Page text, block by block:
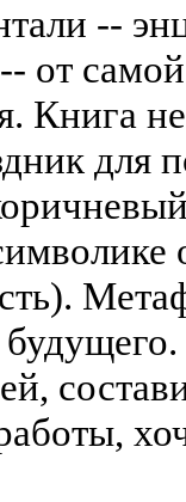
--
от
Книга
для